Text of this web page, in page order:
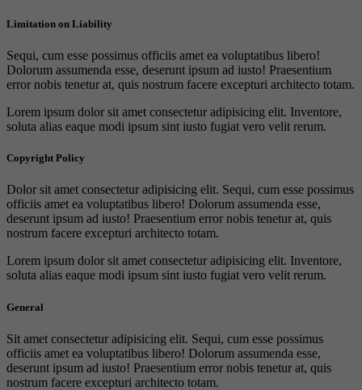
Limitation on Liability
Sequi, cum esse possimus officiis amet ea voluptatibus libero!
Dolorum assumenda esse, deserunt ipsum ad iusto! Praesentium
error nobis tenetur at, quis nostrum facere excepturi architecto totam.
Lorem ipsum dolor sit amet consectetur adipisicing elit. Inventore,
soluta alias eaque modi ipsum sint iusto fugiat vero velit rerum.
Copyright Policy
Dolor sit amet consectetur adipisicing elit. Sequi, cum esse possimus
officiis amet ea voluptatibus libero! Dolorum assumenda esse,
deserunt ipsum ad iusto! Praesentium error nobis tenetur at, quis
nostrum facere excepturi architecto totam.
Lorem ipsum dolor sit amet consectetur adipisicing elit. Inventore,
soluta alias eaque modi ipsum sint iusto fugiat vero velit rerum.
General
Sit amet consectetur adipisicing elit. Sequi, cum esse possimus
officiis amet ea voluptatibus libero! Dolorum assumenda esse,
deserunt ipsum ad iusto! Praesentium error nobis tenetur at, quis
nostrum facere excepturi architecto totam.